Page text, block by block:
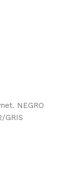
NEGRO
GRIS